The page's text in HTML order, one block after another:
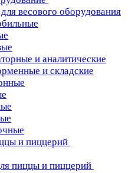
весового оборудования
и аналитические
и складские
и пиццерий
пиццы и пиццерий